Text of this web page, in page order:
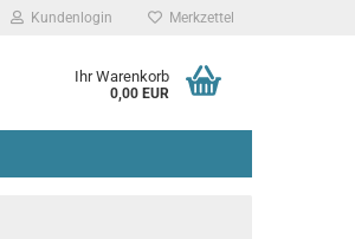
Kundenlogin Merkzettel
Ihr Warenkorb
0,00 EUR